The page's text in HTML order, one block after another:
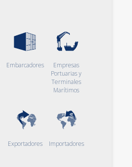
Embarcadores
Empresas
Portuarias y
Terminales
Marítimos
Exportadores Importadores